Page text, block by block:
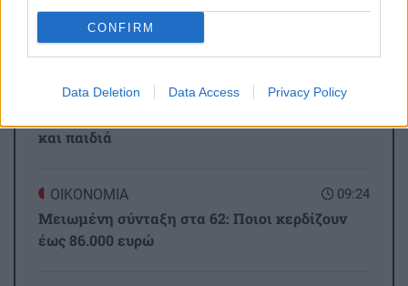
CONFIRM
Data Deletion Data Access Privacy Policy
ΡΟΗ ΕΙΔΗΣΕΩΝ
09:36
ΚΟΣΜΟΣ
και παιδιά
09:24
ΟΙΚΟΝΟΜΙΑ
Μειωμένη σύνταξη στα 62: Ποιοι κερδίζουν
έως 86.000 ευρώ